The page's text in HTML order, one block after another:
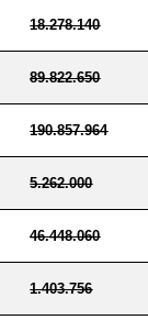
18.278.140
89.822.650
190.857.964
5.262.000
46.448.060
1.403.756